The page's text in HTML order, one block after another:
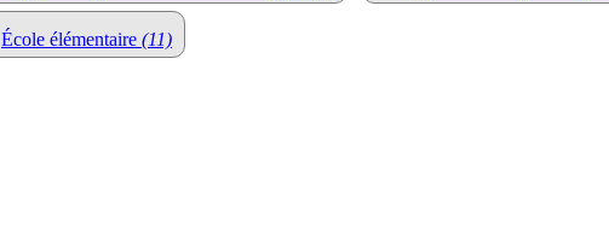
École élémentaire (11)